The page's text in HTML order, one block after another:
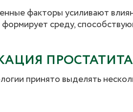
факторы усиливают
среду,
ПРОСТАТИТА
принято выделять